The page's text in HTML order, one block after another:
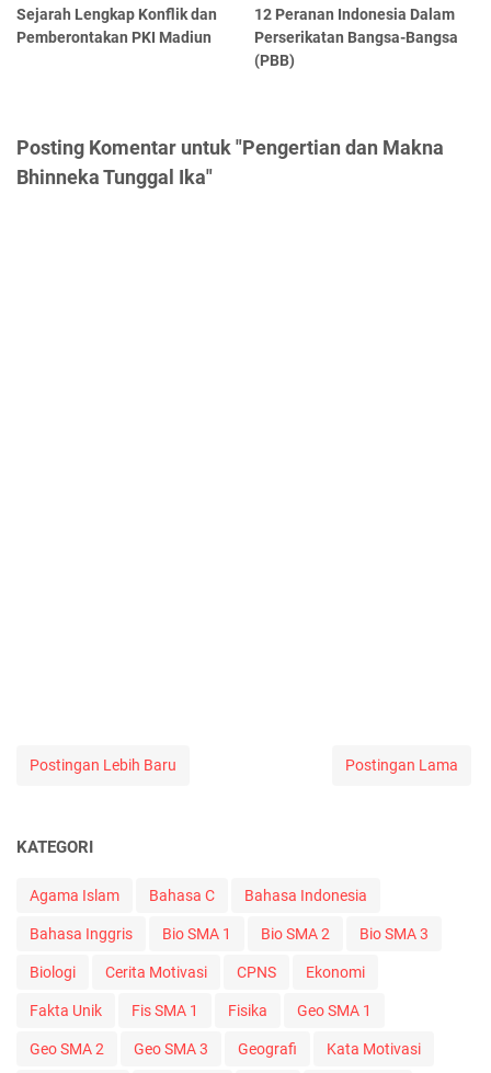
Sejarah Lengkap Konflik dan
Pemberontakan PKI Madiun
12 Peranan Indonesia Dalam
Perserikatan Bangsa-Bangsa
(PBB)
Posting Komentar untuk "Pengertian dan Makna
Bhinneka Tunggal Ika"
Postingan Lebih Baru Postingan Lama
KATEGORI
Agama Islam Bahasa C Bahasa Indonesia
Bahasa Inggris Bio SMA 1 Bio SMA 2 Bio SMA 3
Biologi Cerita Motivasi CPNS Ekonomi
Fakta Unik Fis SMA 1 Fisika Geo SMA 1
Geo SMA 2 Geo SMA 3 Geografi Kata Motivasi